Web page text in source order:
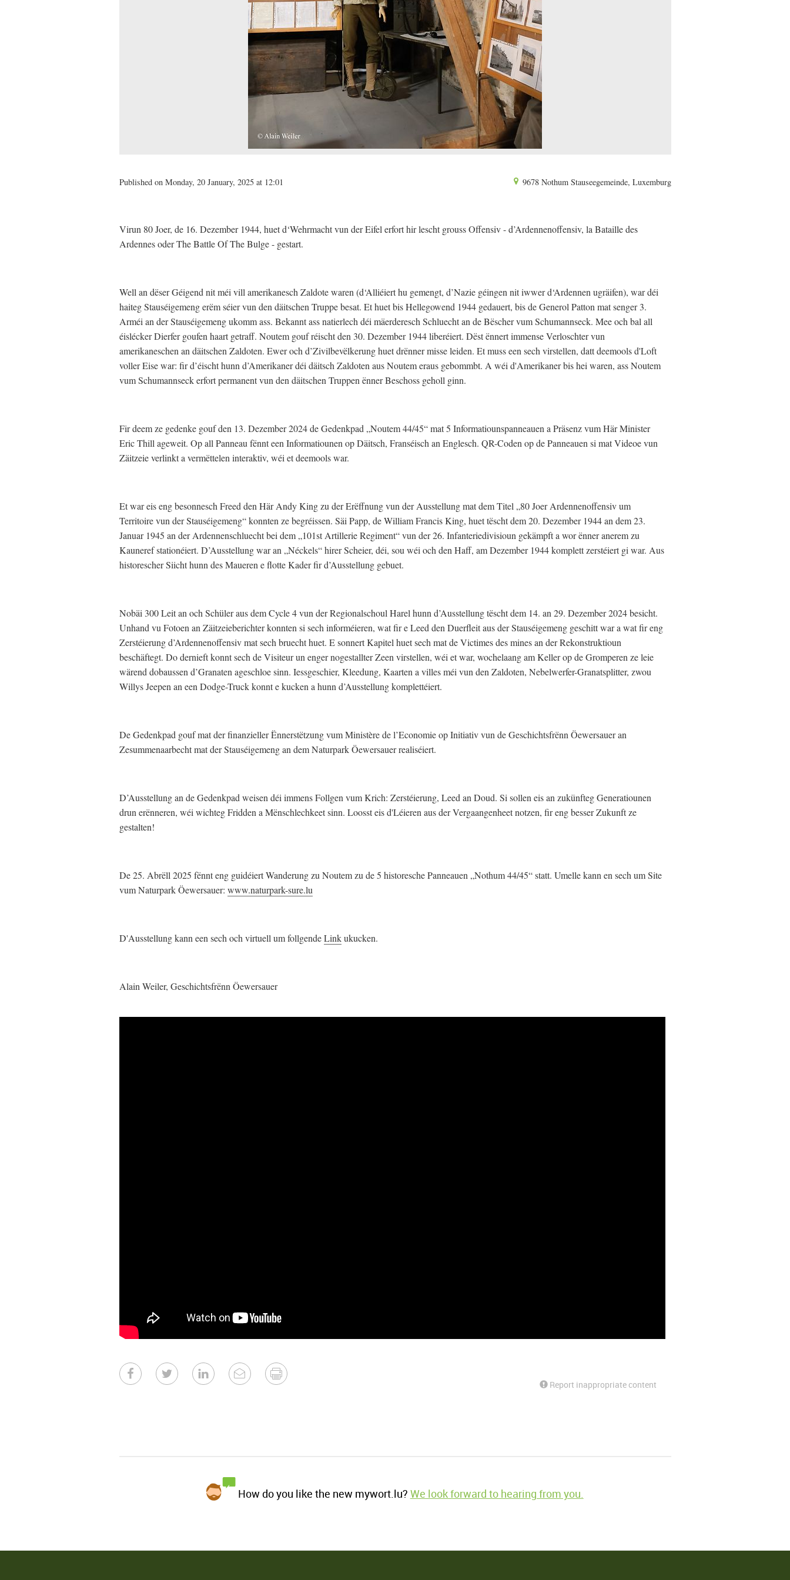
Published on Monday, 20 January, 2025 at 12:01 9678 Nothum Stauseegemeinde, Luxemburg
Virun 80 Joer, de 16. Dezember 1944, huet d‘Wehrmacht vun der Eifel erfort hir lescht grouss Offensiv - d’Ardennenoffensiv, la Bataille des
Ardennes oder The Battle Of The Bulge - gestart.
Well an dëser Géigend nit méi vill amerikanesch Zaldote waren (d‘Alliéiert hu gemengt, d’Nazie géingen nit iwwer d‘Ardennen ugräifen), war déi
haiteg Stauséigemeng erëm séier vun den däitschen Truppe besat. Et huet bis Hellegowend 1944 gedauert, bis de Generol Patton mat senger 3.
Arméi an der Stauséigemeng ukomm ass. Bekannt ass natierlech déi mäerderesch Schluecht an de Bëscher vum Schumannseck. Mee och bal all
éislécker Dierfer goufen haart getraff. Noutem gouf réischt den 30. Dezember 1944 liberéiert. Dëst ënnert immense Verloschter vun
amerikaneschen an däitschen Zaldoten. Ewer och d’Zivilbevëlkerung huet drënner misse leiden. Et muss een sech virstellen, datt deemools d'Loft
voller Eise war: fir d’éischt hunn d’Amerikaner déi däitsch Zaldoten aus Noutem eraus gebommbt. A wéi d'Amerikaner bis hei waren, ass Noutem
vum Schumannseck erfort permanent vun den däitschen Truppen ënner Beschoss geholl ginn.
Fir deem ze gedenke gouf den 13. Dezember 2024 de Gedenkpad „Noutem 44/45“ mat 5 Informatiounspanneauen a Präsenz vum Här Minister
Eric Thill ageweit. Op all Panneau fënnt een Informatiounen op Däitsch, Franséisch an Englesch. QR-Coden op de Panneauen si mat Videoe vun
Zäitzeie verlinkt a vermëttelen interaktiv, wéi et deemools war.
Et war eis eng besonnesch Freed den Här Andy King zu der Erëffnung vun der Ausstellung mat dem Titel „80 Joer Ardennenoffensiv um
Territoire vun der Stauséigemeng“ konnten ze begréissen. Säi Papp, de William Francis King, huet tëscht dem 20. Dezember 1944 an dem 23.
Januar 1945 an der Ardennenschluecht bei dem „101st Artillerie Regiment“ vun der 26. Infanteriedivisioun gekämpft a wor ënner anerem zu
Kauneref stationéiert. D’Ausstellung war an „Néckels“ hirer Scheier, déi, sou wéi och den Haff, am Dezember 1944 komplett zerstéiert gi war. Aus
historescher Siicht hunn des Maueren e flotte Kader fir d’Ausstellung gebuet.
Nobäi 300 Leit an och Schüler aus dem Cycle 4 vun der Regionalschoul Harel hunn d’Ausstellung tëscht dem 14. an 29. Dezember 2024 besicht.
Unhand vu Fotoen an Zäitzeieberichter konnten si sech informéieren, wat fir e Leed den Duerfleit aus der Stauséigemeng geschitt war a wat fir eng
Zerstéierung d’Ardennenoffensiv mat sech bruecht huet. E sonnert Kapitel huet sech mat de Victimes des mines an der Rekonstruktioun
beschäftegt. Do dernieft konnt sech de Visiteur un enger nogestallter Zeen virstellen, wéi et war, wochelaang am Keller op de Gromperen ze leie
wärend dobaussen d’Granaten ageschloe sinn. Iessgeschier, Kleedung, Kaarten a villes méi vun den Zaldoten, Nebelwerfer-Granatsplitter, zwou
Willys Jeepen an een Dodge-Truck konnt e kucken a hunn d’Ausstellung komplettéiert.
De Gedenkpad gouf mat der finanzieller Ënnerstëtzung vum Ministère de l’Economie op Initiativ vun de Geschichtsfrënn Öewersauer an
Zesummenaarbecht mat der Stauséigemeng an dem Naturpark Öewersauer realiséiert.
D’Ausstellung an de Gedenkpad weisen déi immens Follgen vum Krich: Zerstéierung, Leed an Doud. Si sollen eis an zukünfteg Generatiounen
drun erënneren, wéi wichteg Fridden a Mënschlechkeet sinn. Loosst eis d'Léieren aus der Vergaangenheet notzen, fir eng besser Zukunft ze
gestalten!
De 25. Abrëll 2025 fënnt eng guidéiert Wanderung zu Noutem zu de 5 historesche Panneauen „Nothum 44/45“ statt. Umelle kann en sech um Site
vum Naturpark Öewersauer: www.naturpark-sure.lu
D'Ausstellung kann een sech och virtuell um follgendeLinkukucken.
Alain Weiler, Geschichtsfrënn Öewersauer
Report inappropriate content
How do you like the new mywort.lu? We look forward to hearing from you.